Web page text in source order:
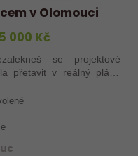
v Olomouci
000 Kč
se projektové
přetavit v reálný plán?